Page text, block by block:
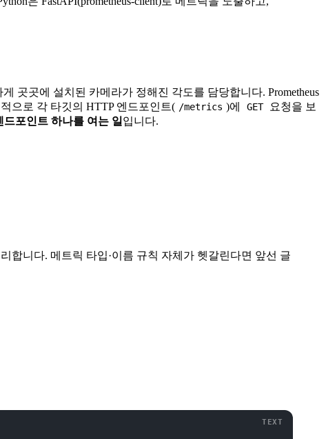
곳곳에 설치된 카메라가 정해진 각도를 담당합니다. Prometheus
으로 각 타깃의 HTTP 엔드포인트( /metrics )에 GET
요청을 보
포인트 하나를 여는 일 입니다.
합니다. 메트릭 타입·이름 규칙 자체가 헷갈린다면 앞선 글